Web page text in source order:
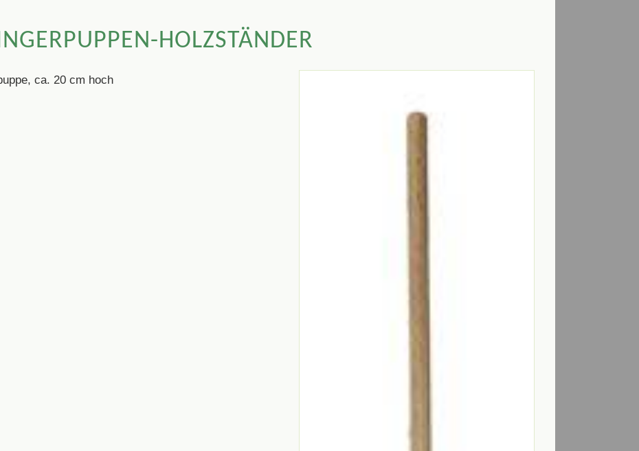
HOLZSTÄNDER
ca. 20 cm hoch